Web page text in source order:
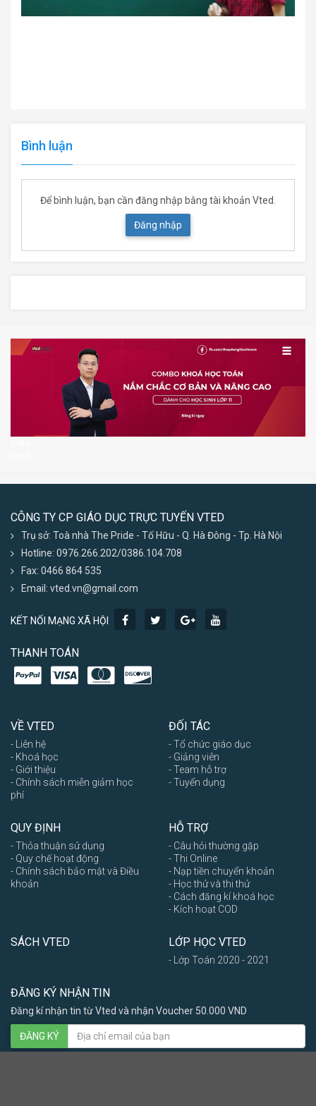
Bình luận
Để bình luận, bạn cần đăng nhập bằng tài khoản Vted.
Đăng nhập
CÔNG TY CP GIÁO DỤC TRỰC TUYẾN VTED
Trụ sở: Toà nhà The Pride - Tố Hữu - Q. Hà Đông - Tp. Hà Nội
Hotline: 0976.266.202/0386.104.708
Fax: 0466 864 535
Email: vted.vn@gmail.com
KẾT NỐI MẠNG XÃ HỘI
THANH TOÁN
VỀ VTED
- Liên hệ
- Khoá học
- Giới thiệu
- Chính sách miễn giảm học
phí
ĐỐI TÁC
- Tổ chức giáo dục
- Giảng viên
- Team hỗ trợ
- Tuyển dụng
QUY ĐỊNH
- Thỏa thuận sử dụng
- Quy chế hoạt động
- Chính sách bảo mật và Điều
khoản
HỖ TRỢ
- Câu hỏi thường gặp
- Thi Online
- Nạp tiền chuyển khoản
- Học thử và thi thử
- Cách đăng kí khoá học
- Kích hoạt COD
SÁCH VTED LỚP HỌC VTED
- Lớp Toán 2020 - 2021
ĐĂNG KÝ NHẬN TIN
Đăng kí nhận tin từ Vted và nhận Voucher 50.000 VND
ĐĂNG KÝ